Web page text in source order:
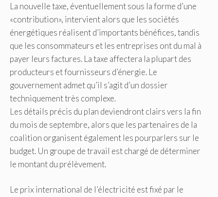
La nouvelle taxe, éventuellement sous la forme d’une
«contribution», intervient alors que les sociétés
énergétiques réalisent d’importants bénéfices, tandis
que les consommateurs et les entreprises ont du mal à
payer leurs factures. La taxe affectera la plupart des
producteurs et fournisseurs d’énergie. Le
gouvernement admet qu’il s’agit d’un dossier
techniquement très complexe.
Les détails précis du plan deviendront clairs vers la fin
du mois de septembre, alors que les partenaires de la
coalition organisent également les pourparlers sur le
budget. Un groupe de travail est chargé de déterminer
le montant du prélèvement.
Le prix international de l’électricité est fixé par le